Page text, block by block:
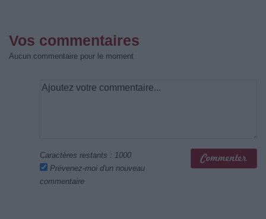
Vos commentaires
Aucun commentaire pour le moment
Caractères restants : 1000
Prévenez-moi d'un nouveau
commentaire